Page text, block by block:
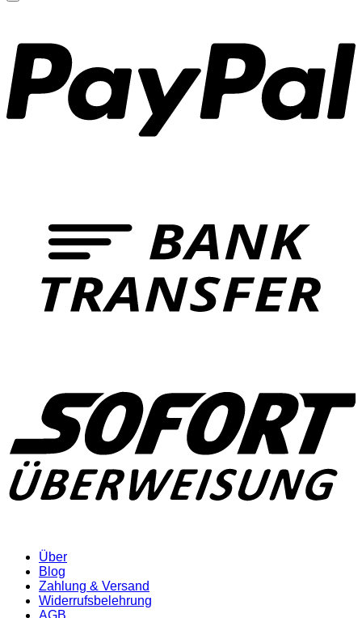
Über
Blog
Zahlung & Versand
Widerrufsbelehrung